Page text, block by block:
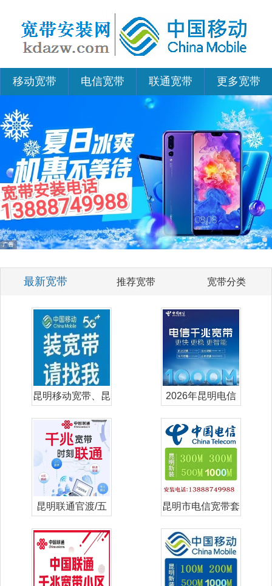
移动宽带 电信宽带 联通宽带 更多宽带
最新宽带 推荐宽带 宽带分类
昆明移动宽带、昆
2026年昆明电信
昆明联通官渡/五
昆明市电信宽带套